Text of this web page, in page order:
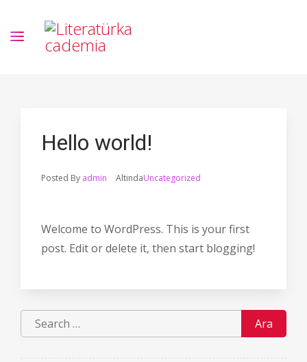
Hello world!
Posted By admin AltındaUncategorized
Welcome to WordPress. This is your first
post. Edit or delete it, then start blogging!